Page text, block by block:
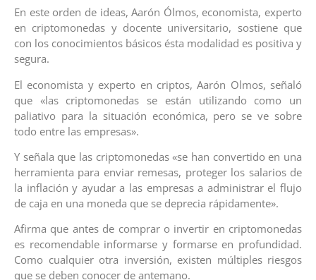
En este orden de ideas, Aarón Ólmos, economista, experto
en criptomonedas y docente universitario, sostiene que
con los conocimientos básicos ésta modalidad es positiva y
segura.
El economista y experto en criptos, Aarón Olmos, señaló
que «las criptomonedas se están utilizando como un
paliativo para la situación económica, pero se ve sobre
todo entre las empresas».
Y señala que las criptomonedas «se han convertido en una
herramienta para enviar remesas, proteger los salarios de
la inflación y ayudar a las empresas a administrar el flujo
de caja en una moneda que se deprecia rápidamente».
Afirma que antes de comprar o invertir en criptomonedas
es recomendable informarse y formarse en profundidad.
Como cualquier otra inversión, existen múltiples riesgos
que se deben conocer de antemano.